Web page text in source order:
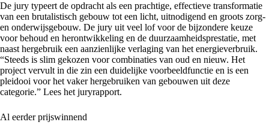
De jury typeert de opdracht als een prachtige, effectieve transformatie
van een brutalistisch gebouw tot een licht, uitnodigend en groots zorg-
en onderwijsgebouw. De jury uit veel lof voor de bijzondere keuze
voor behoud en herontwikkeling en de duurzaamheidsprestatie, met
naast hergebruik een aanzienlijke verlaging van het energieverbruik.
“Steeds is slim gekozen voor combinaties van oud en nieuw. Het
project vervult in die zin een duidelijke voorbeeldfunctie en is een
pleidooi voor het vaker hergebruiken van gebouwen uit deze
categorie.” Lees het juryrapport.
Al eerder prijswinnend